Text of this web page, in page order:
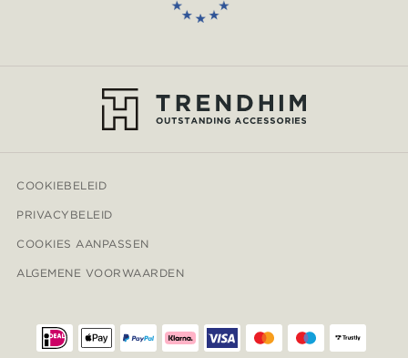
COOKIEBELEID
PRIVACYBELEID
COOKIES AANPASSEN
ALGEMENE VOORWAARDEN